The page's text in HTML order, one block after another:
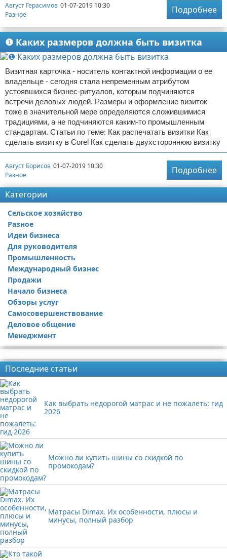
Август Герасимов 01-07-2019 10:30
Разное
Подробнее
❶ Каких размеров должна быть визитка
Визитная карточка - носитель контактной информации о ее
владельце - сегодня стала непременным атрибутом
устоявшихся бизнес-ритуалов, которым подчиняются
встречи деловых людей. Размеры и оформление визиток
тоже в значительной мере определяются сложившимися
традициями, а не подчиняются каким-то промышленным
стандартам. Статьи по теме: Как распечатать визитки Как
сделать визитку в Corel Как сделать двухстороннюю визитку
Август Борисов 01-07-2019 10:30
Разное
Подробнее
Категории
Сельское хозяйство
Разное
Идеи бизнеса
Для руководителя
Промышленность
Международный бизнес
Продажи
Начало бизнеса
Обзоры услуг
Самосовершенствование
Деловое общение
Менеджмент
Последние статьи
Как выбрать недорогой матрас и не пожалеть: гид
2026
Можно ли купить шины со скидкой по
промокодам?
Матрасы Dimax. Их особенности, плюсы и
минусы, полный разбор